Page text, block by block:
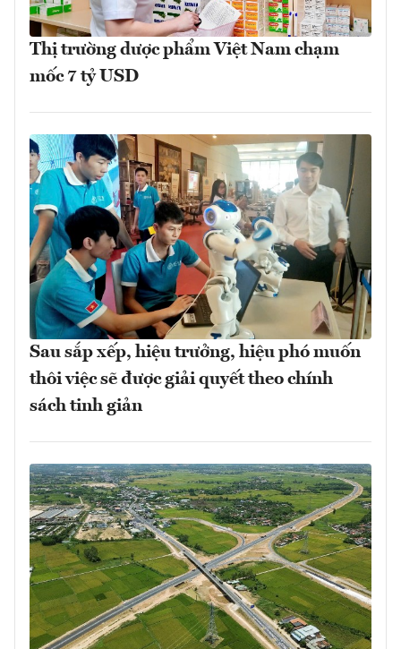
Thị trường dược phẩm Việt Nam chạm
mốc 7 tỷ USD
Sau sắp xếp, hiệu trưởng, hiệu phó muốn
thôi việc sẽ được giải quyết theo chính
sách tinh giản